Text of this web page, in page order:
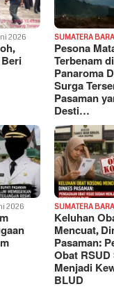
2026 SUMATERA
Pesona
Terbenam
Panaroma
Surga
Pasaman
Desti…
2026 SUMATERA
Keluhan
Mencuat,
Pasaman:
Obat
Menjadi
BLUD